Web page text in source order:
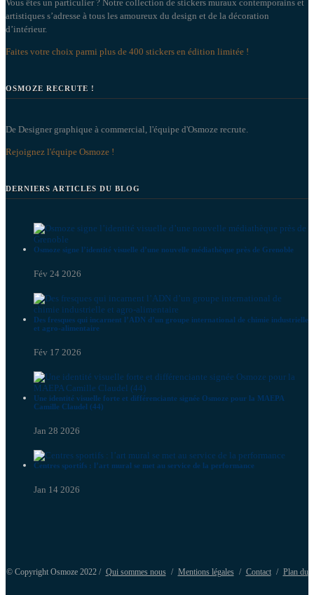
Vous êtes un particulier ? Notre collection de stickers muraux contemporains et
artistiques s’adresse à tous les amoureux du design et de la décoration
d’intérieur.
Faites votre choix parmi plus de 400 stickers en édition limitée !
OSMOZE RECRUTE !
De Designer graphique à commercial, l'équipe d'Osmoze recrute.
Rejoignez l'équipe Osmoze !
DERNIERS ARTICLES DU BLOG
Osmoze signe l’identité visuelle d’une nouvelle médiathèque près de Grenoble
Fév 24 2026
Des fresques qui incarnent l’ADN d’un groupe international de chimie industrielle
et agro-alimentaire
Fév 17 2026
Une identité visuelle forte et différenciante signée Osmoze pour la MAEPA
Camille Claudel (44)
Jan 28 2026
Centres sportifs : l’art mural se met au service de la performance
Jan 14 2026
© Copyright Osmoze 2022 / Qui sommes nous / Mentions légales / Contact / Plan du